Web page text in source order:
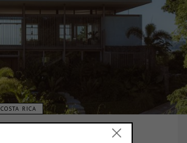
COSTA RICA